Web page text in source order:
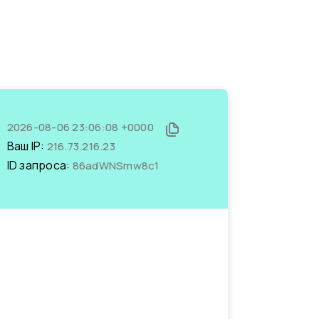
2026-08-06 23:06:08 +0000
Ваш IP: 216.73.216.23
ID запроса: 86adWNSmw8c1